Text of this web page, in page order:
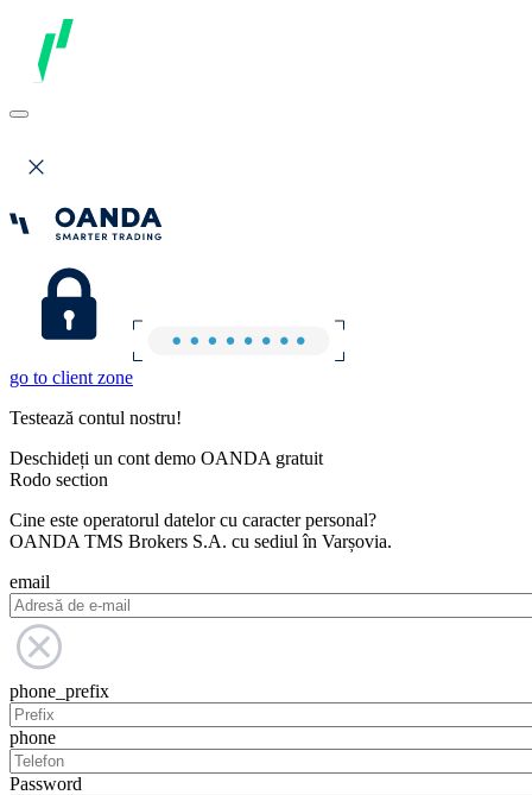
go to client zone
Testează contul nostru!
Deschideți un cont demo OANDA gratuit
Rodo section
Cine este operatorul datelor cu caracter personal?
OANDA TMS Brokers S.A. cu sediul în Varșovia.
email
phone_prefix
phone
Password